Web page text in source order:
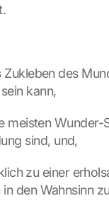
Zukleben des
kann,
die meisten
sind, und,
zu einer
den Wahnsinn